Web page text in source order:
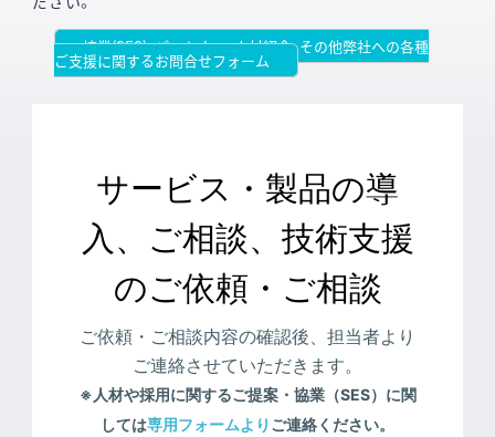
協業(SES)・パートナー・人材紹介、その他弊社への各種
ご支援に関するお問合せフォーム